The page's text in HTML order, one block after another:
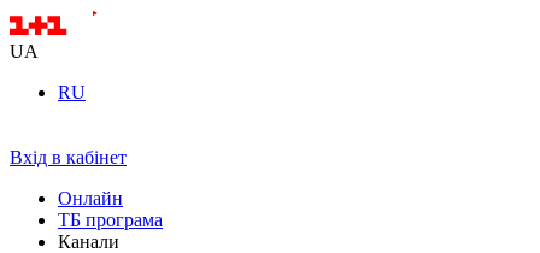
UA
RU
Вхід в кабінет
Онлайн
ТБ програма
Канали